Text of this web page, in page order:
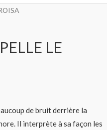
LE
de bruit derrière la
Il interprète à sa façon les